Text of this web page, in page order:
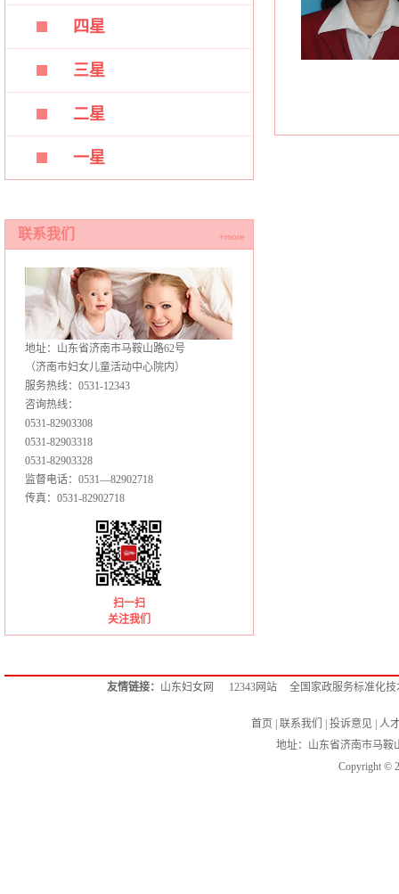
四星
三星
二星
一星
+more
联系我们
地址：山东省济南市马鞍山路62号
（济南市妇女儿童活动中心院内）
服务热线：0531-12343
咨询热线：
0531-82903308
0531-82903318
0531-82903328
监督电话：0531—82902718
传真：0531-82902718
扫一扫
关注我们
友情链接： 山东妇女网 12343网站 全国家政服务标准化
首页 联系我们 投诉意见 人
地址：山东省济南市马鞍
Copyright ©